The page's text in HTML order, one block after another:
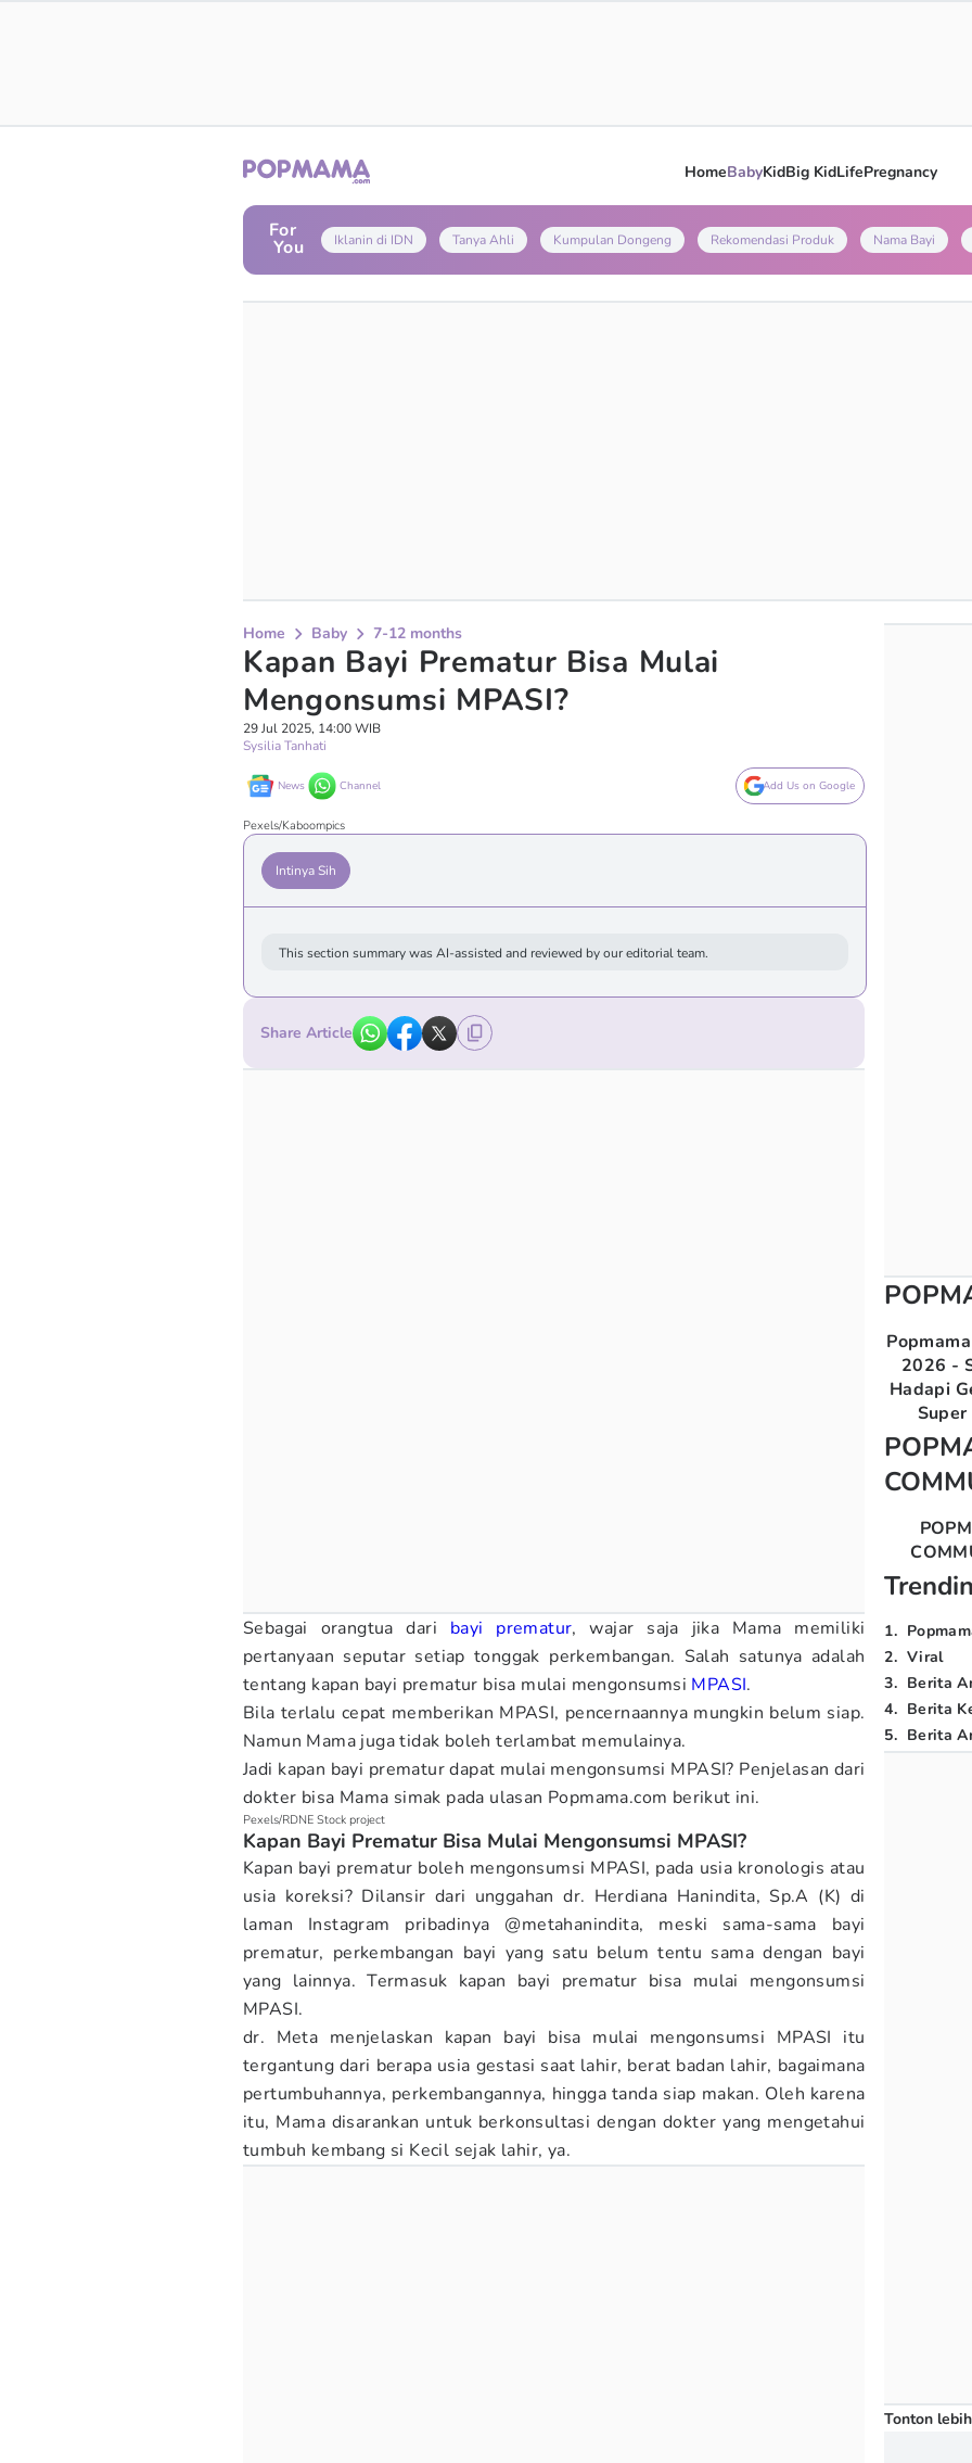
HomeBabyKidBig KidLifePregnancy
For
You Iklanin di IDN Tanya Ahli Kumpulan Dongeng Rekomendasi Produk Nama Bayi
Home Baby 7-12 months
Kapan Bayi Prematur Bisa Mulai
Mengonsumsi MPASI?
29 Jul 2025, 14:00 WIB
Sysilia Tanhati
News Channel Add Us on Google
Pexels/Kaboompics
Intinya Sih
This section summary was AI-assisted and reviewed by our editorial team.
Share Article
Sebagai orangtua dari bayi prematur, wajar saja jika Mama memiliki
pertanyaan seputar setiap tonggak perkembangan. Salah satunya adalah
tentang kapan bayi prematur bisa mulai mengonsumsi MPASI.
Bila terlalu cepat memberikan MPASI, pencernaannya mungkin belum siap.
Namun Mama juga tidak boleh terlambat memulainya.
Jadi kapan bayi prematur dapat mulai mengonsumsi MPASI? Penjelasan dari
dokter bisa Mama simak pada ulasan Popmama.com berikut ini.
Pexels/RDNE Stock project
Kapan Bayi Prematur Bisa Mulai Mengonsumsi MPASI?
Kapan bayi prematur boleh mengonsumsi MPASI, pada usia kronologis atau
usia koreksi? Dilansir dari unggahan dr. Herdiana Hanindita, Sp.A (K) di
laman Instagram pribadinya @metahanindita, meski sama-sama bayi
prematur, perkembangan bayi yang satu belum tentu sama dengan bayi
yang lainnya. Termasuk kapan bayi prematur bisa mulai mengonsumsi
MPASI.
dr. Meta menjelaskan kapan bayi bisa mulai mengonsumsi MPASI itu
tergantung dari berapa usia gestasi saat lahir, berat badan lahir, bagaimana
pertumbuhannya, perkembangannya, hingga tanda siap makan. Oleh karena
itu, Mama disarankan untuk berkonsultasi dengan dokter yang mengetahui
tumbuh kembang si Kecil sejak lahir, ya.
2026 -
Hadapi
1.
2. Viral
3. Berita
4. Berita
5. Berita
Tonton